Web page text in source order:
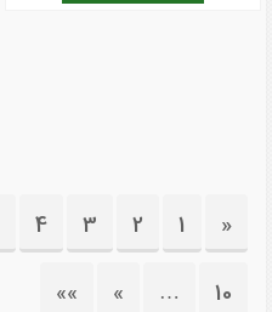
«
1
2
3
4
10
…
»
»»